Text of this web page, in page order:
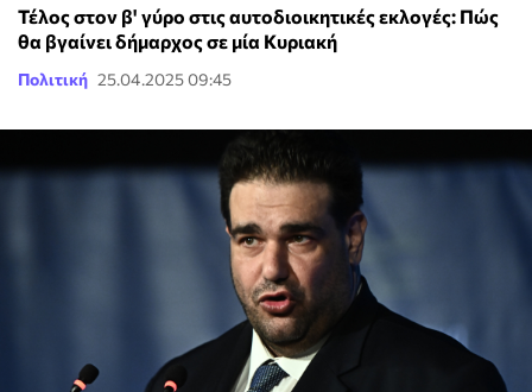
Τέλος στον β' γύρο στις αυτοδιοικητικές εκλογές: Πώς
θα βγαίνει δήμαρχος σε μία Κυριακή
Πολιτική 25.04.2025 09:45